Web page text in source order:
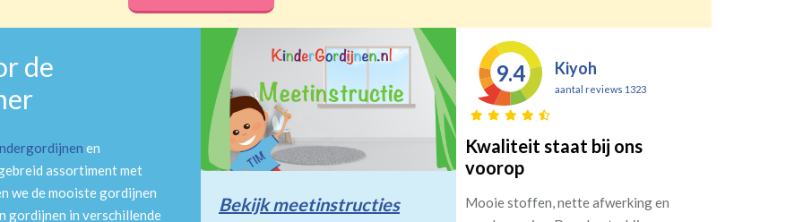
de
en
assortiment met
we de mooiste gordijnen
gordijnen in verschillende
Bekijk meetinstructies
9.4 Kiyoh
aantal reviews 1323
Kwaliteit staat bij ons
voorop
Mooie stoffen, nette afwerking en